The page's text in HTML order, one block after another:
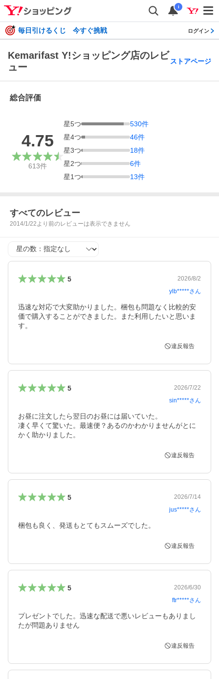
i
毎日引けるくじ 今すぐ挑戦 ログイン
Kemarifast Y!ショッピング店のレビ
ュー
ストアページ
総合評価
4.75
613件
星5つ 530件
星4つ 46件
星3つ 18件
星2つ 6件
星1つ 13件
すべてのレビュー
2014/1/22より前のレビューは表示できません
星の数
5
2026/8/2
ylb*****さん
迅速な対応で大変助かりました。梱包も問題なく比較的安
価で購入することができました。また利用したいと思いま
す。
違反報告
5
2026/7/22
sin*****さん
お昼に注文したら翌日のお昼には届いていた。
凄く早くて驚いた。最速便？あるのかわかりませんがとに
かく助かりました。
違反報告
5
2026/7/14
jus*****さん
梱包も良く、発送もとてもスムーズでした。
違反報告
5
2026/6/30
ftr*****さん
プレゼントでした。迅速な配送で悪いレビューもありまし
たが問題ありません
違反報告